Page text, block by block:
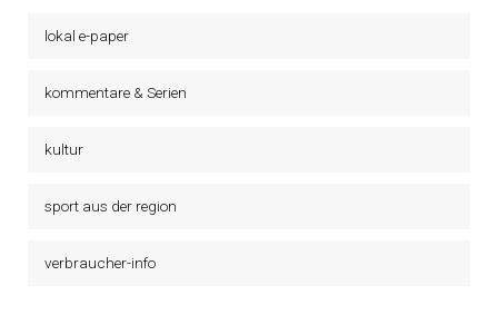
lokal e-paper
kommentare & Serien
kultur
sport aus der region
verbraucher-info